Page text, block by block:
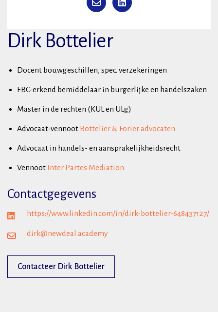
Dirk Bottelier
Docent bouwgeschillen, spec. verzekeringen
FBC-erkend bemiddelaar in burgerlijke en handelszaken
Master in de rechten (KUL en ULg)
Advocaat-vennoot Bottelier & Forier advocaten
Advocaat in handels- en aansprakelijkheidsrecht
Vennoot Inter Partes Mediation
Contactgegevens
https://www.linkedin.com/in/dirk-bottelier-648437127/
dirk@newdeal.academy
Contacteer Dirk Bottelier